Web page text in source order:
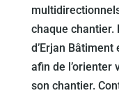
chaque chantier.
d’Erjan Bâtiment
afin de l’orienter
son chantier.